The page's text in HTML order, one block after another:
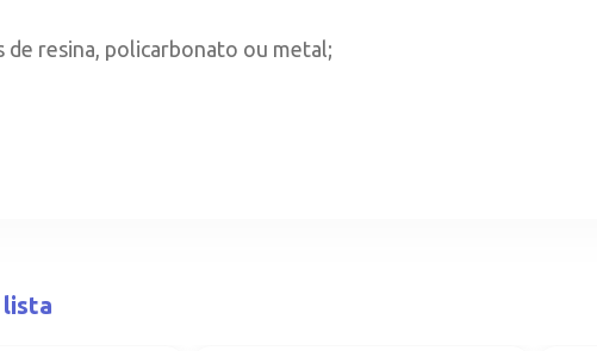
de resina, policarbonato ou metal;
lista